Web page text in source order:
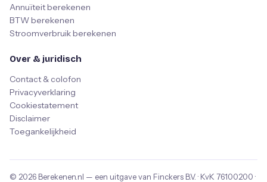
Annuïteit berekenen
BTW berekenen
Stroomverbruik berekenen
Over & juridisch
Contact & colofon
Privacyverklaring
Cookiestatement
Disclaimer
Toegankelijkheid
© 2026 Berekenen.nl — een uitgave van Finckers B.V. · KvK 76100200 ·